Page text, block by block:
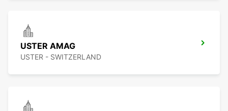
USTER AMAG
USTER - SWITZERLAND